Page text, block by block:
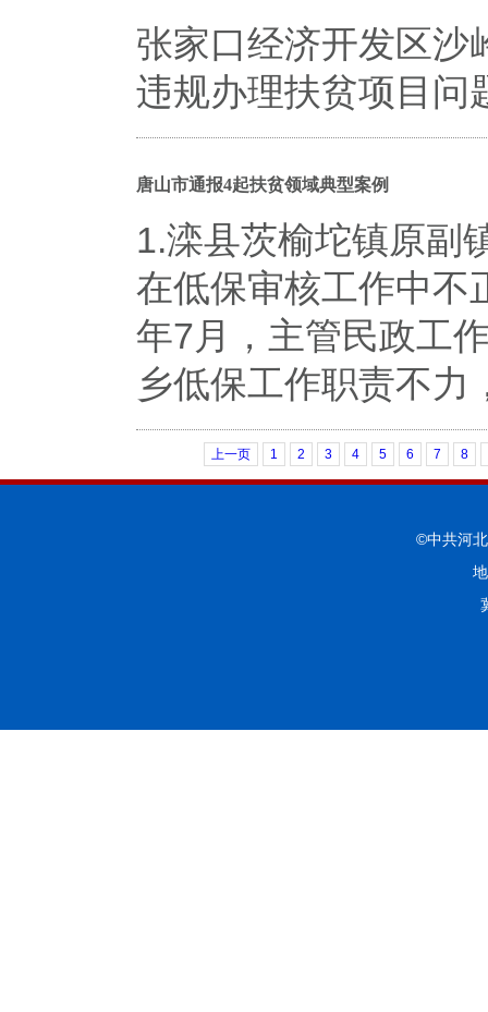
张家口经济开发区沙
违规办理扶贫项目问
唐山市通报4起扶贫领域典型案例
1.滦县茨榆坨镇原副
在低保审核工作中不
年7月，主管民政工
乡低保工作职责不力
上一页 1 2 3 4 5 6 7 8
©中共河